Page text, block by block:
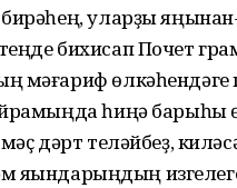
уларҙы
бихисап Почет
мәғариф өлкәһендәге
һиңә барыһы
дәрт теләйбеҙ,
яҡындарыңдың